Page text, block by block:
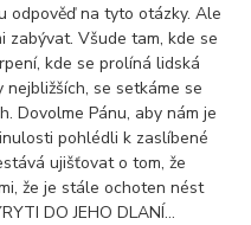
odpověď na tyto otázky. Ale
zabývat. Všude tam, kde se
kde se prolíná lidská
se setkáme se
Dovolme Pánu, aby nám je
pohlédli k zaslíbené
ujišťovat o tom, že
že je stále ochoten nést
DO JEHO DLANÍ…